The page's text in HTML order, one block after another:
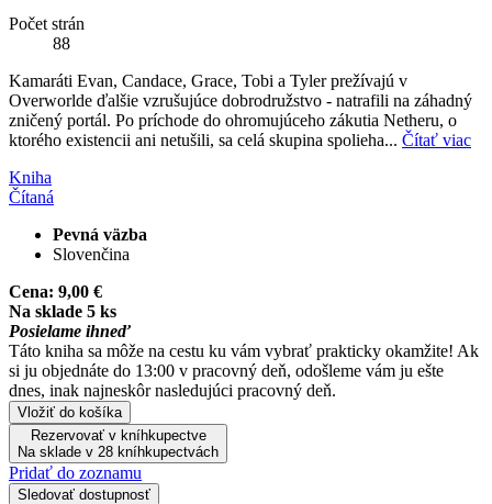
Počet strán
88
Kamaráti Evan, Candace, Grace, Tobi a Tyler prežívajú v
Overworlde ďalšie vzrušujúce dobrodružstvo - natrafili na záhadný
zničený portál. Po príchode do ohromujúceho zákutia Netheru, o
ktorého existencii ani netušili, sa celá skupina spolieha... Čítať viac
Kniha
Čítaná
Pevná väzba
Slovenčina
Cena: 9,00 €
Na sklade 5 ks
Posielame ihneď
Táto kniha sa môže na cestu ku vám vybrať prakticky okamžite! Ak
si ju objednáte do 13:00 v pracovný deň, odošleme vám ju ešte
dnes, inak najneskôr nasledujúci pracovný deň.
Vložiť do košíka
Rezervovať v kníhkupectve
Na sklade v 28 kníhkupectvách
Pridať do zoznamu
Sledovať dostupnosť